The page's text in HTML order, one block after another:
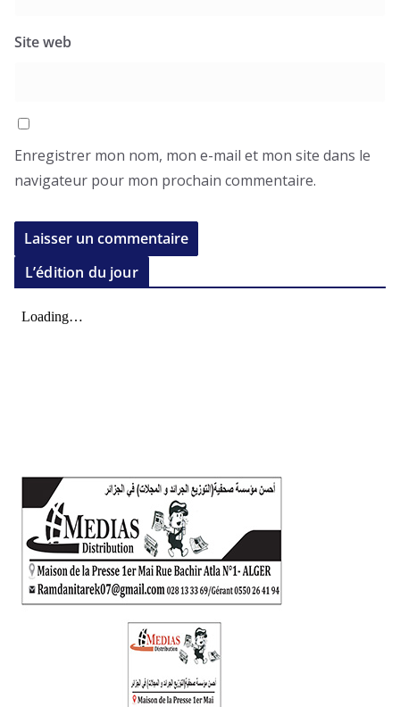
Site web
Enregistrer mon nom, mon e-mail et mon site dans le
navigateur pour mon prochain commentaire.
L’édition du jour